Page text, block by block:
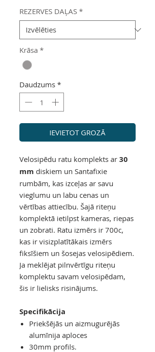
REZERVES DAĻAS *
Krāsa *
Daudzums *
IEVIETOT GROZĀ
Velosipēdu ratu komplekts ar 30
mm diskiem un Santafixie
rumbām, kas izceļas ar savu
vieglumu un labu cenas un
vērtības attiecību. Šajā riteņu
komplektā ietilpst kameras, riepas
un zobrati. Ratu izmērs ir 700c,
kas ir visizplatītākais izmērs
fiksīšiem un šosejas velosipēdiem.
Ja meklējat pilnvērtīgu riteņu
komplektu savam velosipēdam,
šis ir lielisks risinājums.
Specifikācija
Priekšējās un aizmugurējās
alumīnija aploces
30mm profils.